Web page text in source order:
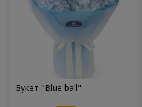
Букет "Blue ball"